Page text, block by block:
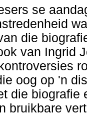
se
die
van Ingrid
oog op 'n
die biografie
bruikbare